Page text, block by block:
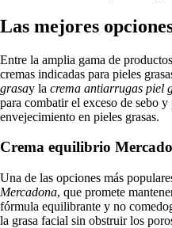
Las mejores
Entre la amplia gama de
cremas indicadas para pieles
grasay la crema antiarrugas piel
para combatir el exceso de sebo
envejecimiento en pieles grasas.
Crema equilibrio
Una de las opciones más
Mercadona, que promete
fórmula equilibrante y no
la grasa facial sin obstruir los